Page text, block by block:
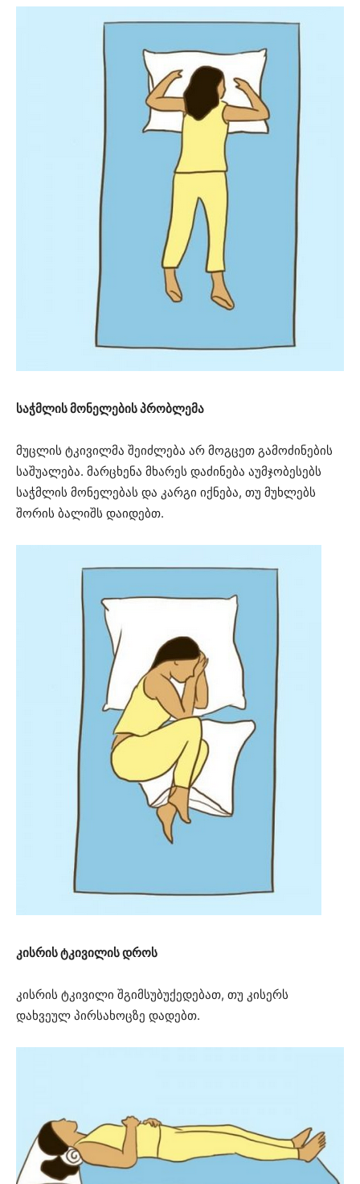
საჭმლის მონელების პრობლემა
მუცლის ტკივილმა შეიძლება არ მოგცეთ გამოძინების
საშუალება. მარცხენა მხარეს დაძინება აუმჯობესებს
საჭმლის მონელებას და კარგი იქნება, თუ მუხლებს
შორის ბალიშს დაიდებთ.
კისრის ტკივილის დროს
კისრის ტკივილი შგიმსუბუქედებათ, თუ კისერს
დახვეულ პირსახოცზე დადებთ.